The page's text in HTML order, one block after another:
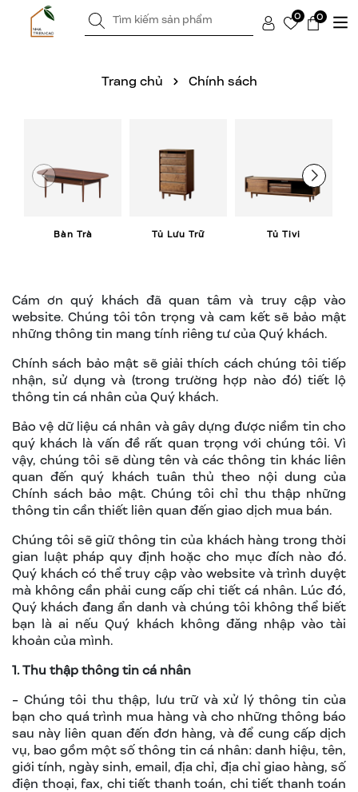
0 0
Trang chủ Chính sách
Bàn Trà Tủ Lưu Trữ Tủ Tivi
Cám ơn quý khách đã quan tâm và truy cập vào
website. Chúng tôi tôn trọng và cam kết sẽ bảo mật
những thông tin mang tính riêng tư của Quý khách.
Chính sách bảo mật sẽ giải thích cách chúng tôi tiếp
nhận, sử dụng và (trong trường hợp nào đó) tiết lộ
thông tin cá nhân của Quý khách.
Bảo vệ dữ liệu cá nhân và gây dựng được niềm tin cho
quý khách là vấn đề rất quan trọng với chúng tôi. Vì
vậy, chúng tôi sẽ dùng tên và các thông tin khác liên
quan đến quý khách tuân thủ theo nội dung của
Chính sách bảo mật. Chúng tôi chỉ thu thập những
thông tin cần thiết liên quan đến giao dịch mua bán.
Chúng tôi sẽ giữ thông tin của khách hàng trong thời
gian luật pháp quy định hoặc cho mục đích nào đó.
Quý khách có thể truy cập vào website và trình duyệt
mà không cần phải cung cấp chi tiết cá nhân. Lúc đó,
Quý khách đang ẩn danh và chúng tôi không thể biết
bạn là ai nếu Quý khách không đăng nhập vào tài
khoản của mình.
1. Thu thập thông tin cá nhân
- Chúng tôi thu thập, lưu trữ và xử lý thông tin của
bạn cho quá trình mua hàng và cho những thông báo
sau này liên quan đến đơn hàng, và để cung cấp dịch
vụ, bao gồm một số thông tin cá nhân: danh hiệu, tên,
giới tính, ngày sinh, email, địa chỉ, địa chỉ giao hàng, số
điện thoại, fax, chi tiết thanh toán, chi tiết thanh toán